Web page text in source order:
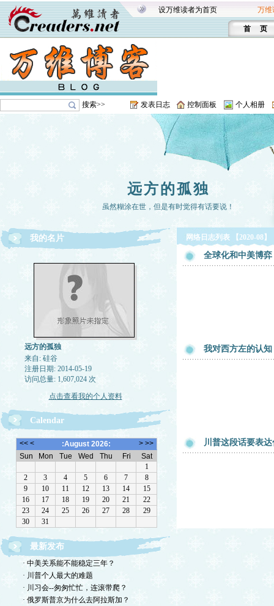
设万维读者为首页 万维
首 页
搜索>> 发表日志 控制面板 个人相册
远方的孤独
虽然糊涂在世，但是有时觉得有话要说！
我的名片
远方的孤独
来自: 硅谷
注册日期: 2014-05-19
访问总量: 1,607,024 次
点击查看我的个人资料
Calendar
最新发布
· 中美关系能不能稳定三年？
· 川普个人最大的难题
· 川习会--匆匆忙忙，连滚带爬？
· 俄罗斯普京为什么去阿拉斯加？
网络日志列表 【2020-08】
全球化和中美博弈
我对西方左的认知
川普这段话要表